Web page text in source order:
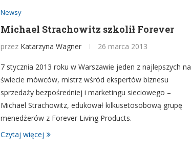
Newsy
Michael Strachowitz szkolił Forever
przez Katarzyna Wagner 26 marca 2013
7 stycznia 2013 roku w Warszawie jeden z najlepszych na
świecie mówców, mistrz wśród ekspertów biznesu
sprzedaży bezpośredniej i marketingu sieciowego –
Michael Strachowitz, edukował kilkusetosobową grupę
menedżerów z Forever Living Products.
Czytaj więcej